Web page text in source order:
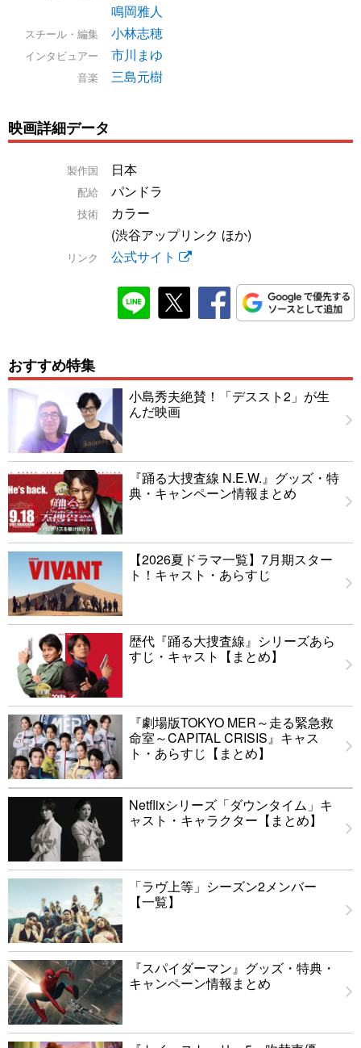
鳴岡雅人
スチール・編集 小林志穂
インタビュアー 市川まゆ
音楽 三島元樹
映画詳細データ
製作国 日本
配給 パンドラ
技術
カラー
(渋谷アップリンク ほか)
リンク 公式サイト
おすすめ特集
小島秀夫絶賛！「デススト2」が生
んだ映画
『踊る大捜査線 N.E.W.』グッズ・特
典・キャンペーン情報まとめ
【2026夏ドラマ一覧】7月期スター
ト！キャスト・あらすじ
歴代『踊る大捜査線』シリーズあら
すじ・キャスト【まとめ】
『劇場版TOKYO MER～走る緊急救
命室～CAPITAL CRISIS』キャス
ト・あらすじ【まとめ】
Netflixシリーズ「ダウンタイム」キ
ャスト・キャラクター【まとめ】
「ラヴ上等」シーズン2メンバー
【一覧】
『スパイダーマン』グッズ・特典・
キャンペーン情報まとめ